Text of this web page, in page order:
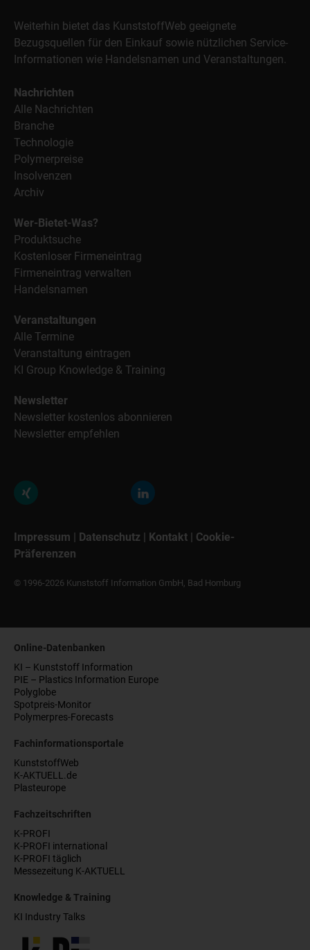
Weiterhin bietet das KunststoffWeb geeignete
Bezugsquellen für den Einkauf sowie nützlichen Service-
Informationen wie Handelsnamen und Veranstaltungen.
Nachrichten
Alle Nachrichten
Branche
Technologie
Polymerpreise
Insolvenzen
Archiv
Wer-Bietet-Was?
Produktsuche
Kostenloser Firmeneintrag
Firmeneintrag verwalten
Handelsnamen
Veranstaltungen
Alle Termine
Veranstaltung eintragen
KI Group Knowledge & Training
Newsletter
Newsletter kostenlos abonnieren
Newsletter empfehlen
Impressum | Datenschutz | Kontakt | Cookie-
Präferenzen
© 1996-2026 Kunststoff Information GmbH, Bad Homburg
Online-Datenbanken
KI – Kunststoff Information
PIE – Plastics Information Europe
Polyglobe
Spotpreis-Monitor
Polymerpres-Forecasts
Fachinformationsportale
KunststoffWeb
K-AKTUELL.de
Plasteurope
Fachzeitschriften
K-PROFI
K-PROFI international
K-PROFI täglich
Messezeitung K-AKTUELL
Knowledge & Training
KI Industry Talks